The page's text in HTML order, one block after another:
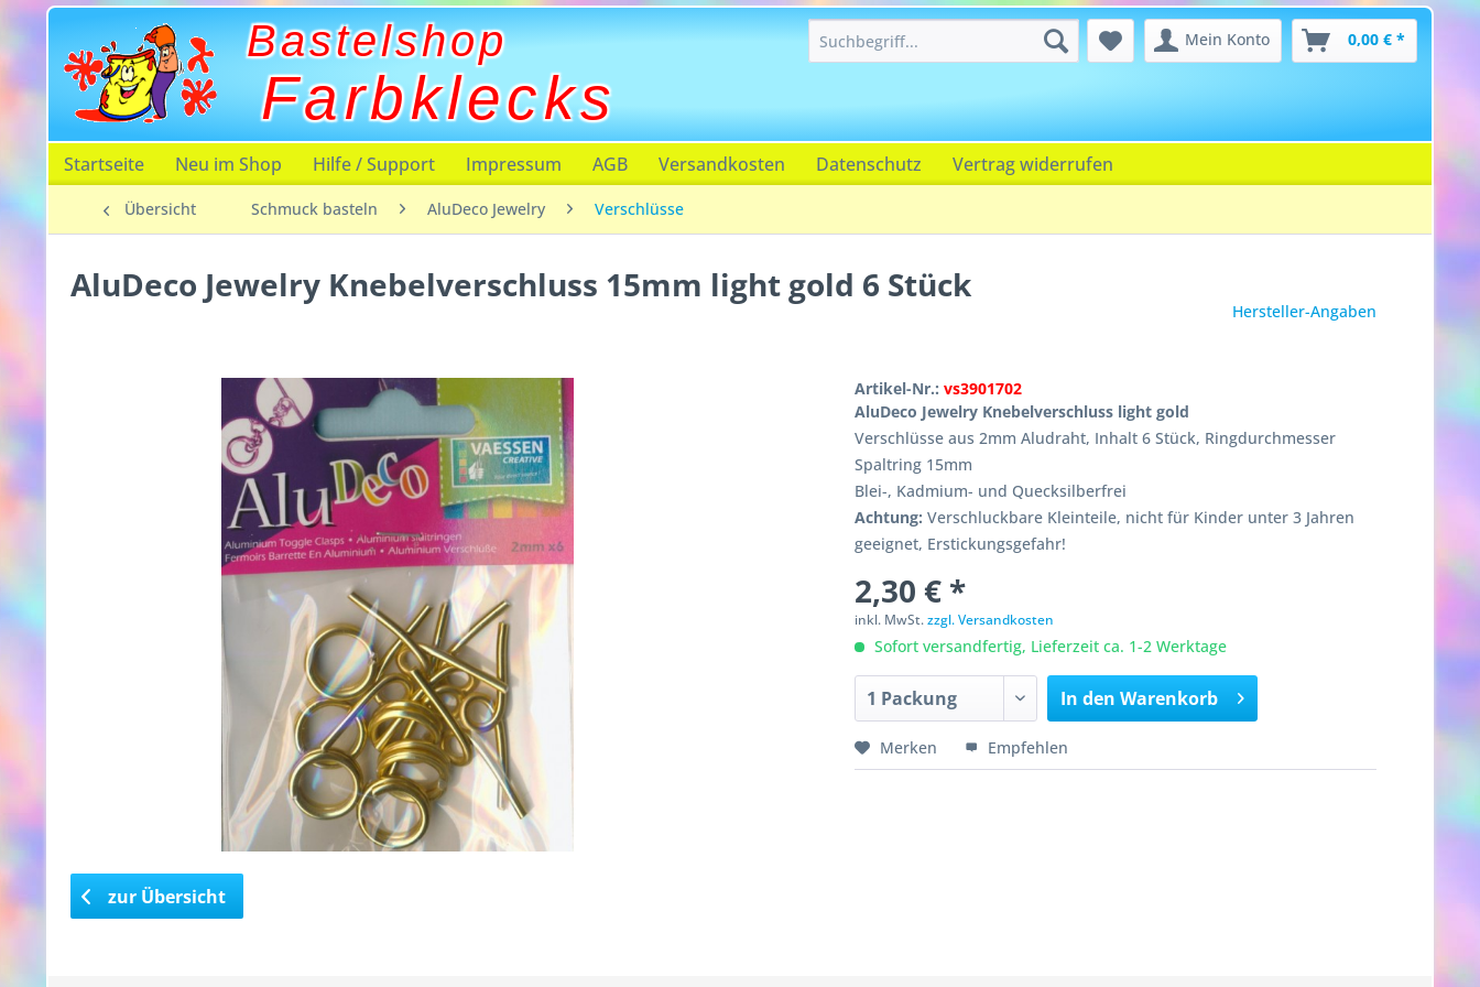
Bastelshop
Farbklecks
Mein Konto 0,00 € *
Startseite Neu im Shop Hilfe / Support Impressum AGB Versandkosten Datenschutz Vertrag widerrufen
Übersicht Schmuck basteln AluDeco Jewelry Verschlüsse
AluDeco Jewelry Knebelverschluss 15mm light gold 6 Stück
Hersteller-Angaben
Artikel-Nr.: vs3901702
AluDeco Jewelry Knebelverschluss light gold
Verschlüsse aus 2mm Aludraht, Inhalt 6 Stück, Ringdurchmesser
Spaltring 15mm
Blei-, Kadmium- und Quecksilberfrei
Achtung: Verschluckbare Kleinteile, nicht für Kinder unter 3 Jahren
geeignet, Erstickungsgefahr!
2,30 € *
inkl. MwSt.zzgl. Versandkosten
Sofort versandfertig, Lieferzeit ca. 1-2 Werktage
In den Warenkorb
Merken Empfehlen
zur Übersicht